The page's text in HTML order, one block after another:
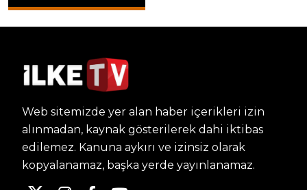
Web sitemizde yer alan haber içerikleri izin
alınmadan, kaynak gösterilerek dahi iktibas
edilemez. Kanuna aykırı ve izinsiz olarak
kopyalanamaz, başka yerde yayınlanamaz.